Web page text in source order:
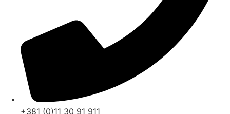
+381 (0)11 30 91 911